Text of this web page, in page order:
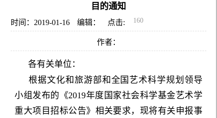
目的通知
时间：2019-01-16 编辑： 点击: 160
作者：
各有关单位：
根据文化和旅游部和全国艺术科学规划领导
小组发布的《2019年度国家社会科学基金艺术学
重大项目招标公告》相关要求，现将有关申报事